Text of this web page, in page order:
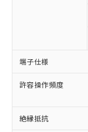
端子仕様
許容操作頻度
絶縁抵抗ご利
※1 対
対応
非含有に
対応予
有に対応